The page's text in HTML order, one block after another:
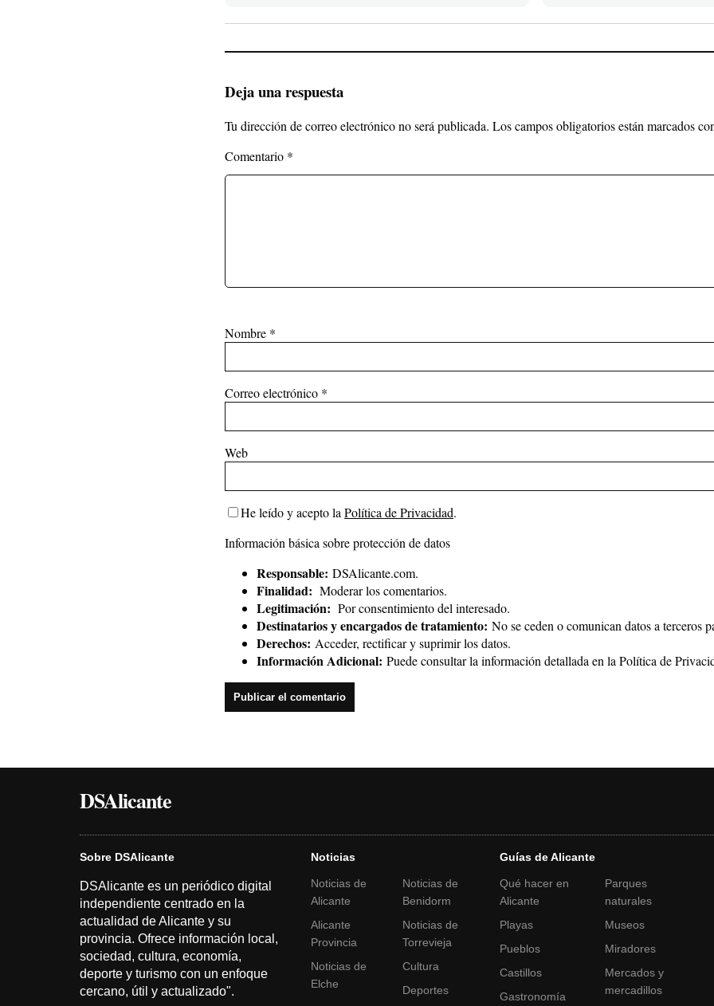
Deja una respuesta
Tu dirección de correo electrónico no será publicada. Los campos obligatorios están marcados
Comentario *
Nombre *
Correo electrónico *
Web
He leído y acepto la Política de Privacidad.
Información básica sobre protección de datos
Responsable: DSAlicante.com.
Finalidad: Moderar los comentarios.
Legitimación: Por consentimiento del interesado.
Destinatarios y encargados de tratamiento: No se ceden o comunican datos a terceros
Derechos: Acceder, rectificar y suprimir los datos.
Información Adicional: Puede consultar la información detallada en la Política de
DSAlicante
Sobre DSAlicante
DSAlicante es un periódico digital
independiente centrado en la
actualidad de Alicante y su
provincia. Ofrece información local,
sociedad, cultura, economía,
deporte y turismo con un enfoque
cercano, útil y actualizado".
Noticias
Noticias de
Alicante
Alicante
Provincia
Noticias de
Elche
Noticias de
Benidorm
Noticias de
Torrevieja
Cultura
Deportes
Guías de Alicante
Qué hacer en
Alicante
Playas
Pueblos
Castillos
Gastronomía
Parques
naturales
Museos
Miradores
Mercados y
mercadillos